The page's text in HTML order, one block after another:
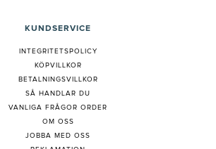
KUNDSERVICE
INTEGRITETSPOLICY
KÖPVILLKOR
BETALNINGSVILLKOR
SÅ HANDLAR DU
VANLIGA FRÅGOR ORDER
OM OSS
JOBBA MED OSS